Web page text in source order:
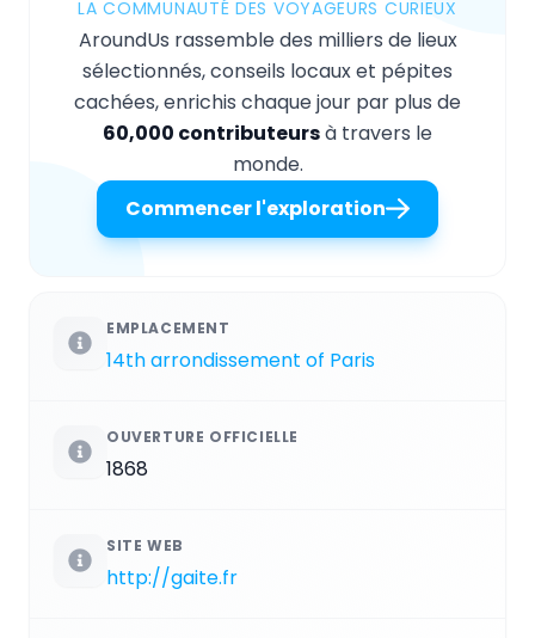
LA COMMUNAUTÉ DES VOYAGEURS CURIEUX
AroundUs rassemble des milliers de lieux
sélectionnés, conseils locaux et pépites
cachées, enrichis chaque jour par plus de
60,000 contributeursà travers le
monde.
Commencer l'exploration
EMPLACEMENT
14th arrondissement of Paris
OUVERTURE OFFICIELLE
1868
SITE WEB
http://gaite.fr